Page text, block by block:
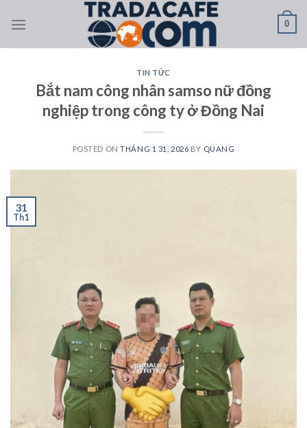
0
TIN TỨC
Bắt nam công nhân samso nữ đồng
nghiệp trong công ty ở Đồng Nai
POSTED ONTHÁNG 1 31, 2026 BY QUANG
31
Th1